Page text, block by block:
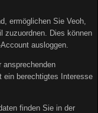
ermöglichen Sie Veoh,
zuzuordnen. Dies können
ausloggen.
ansprechenden
ein berechtigtes Interesse
finden Sie in der